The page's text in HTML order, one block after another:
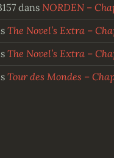
dans NORDEN –
The Novel’s Extra –
The Novel’s Extra –
Tour des Mondes –